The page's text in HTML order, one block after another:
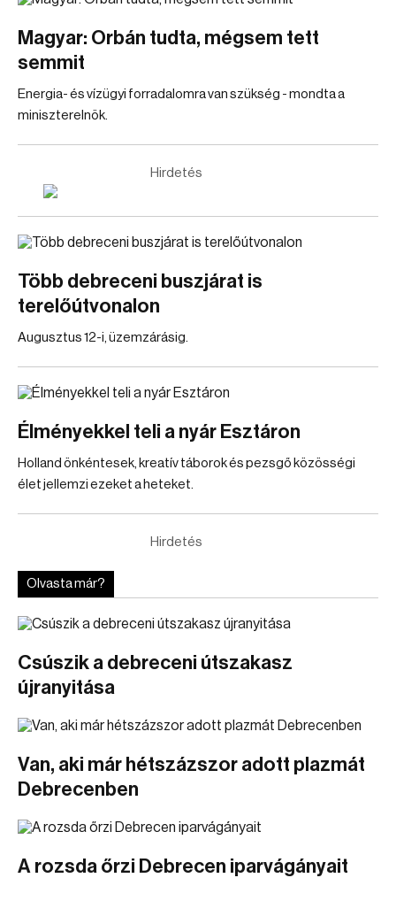
Magyar: Orbán tudta, mégsem tett
semmit
Energia- és vízügyi forradalomra van szükség - mondta a
miniszterelnök.
Hirdetés
Több debreceni buszjárat is
terelőútvonalon
Augusztus 12-i, üzemzárásig.
Élményekkel teli a nyár Esztáron
Holland önkéntesek, kreatív táborok és pezsgő közösségi
élet jellemzi ezeket a heteket.
Hirdetés
Olvasta már?
Csúszik a debreceni útszakasz
újranyitása
Van, aki már hétszázszor adott plazmát
Debrecenben
A rozsda őrzi Debrecen iparvágányait